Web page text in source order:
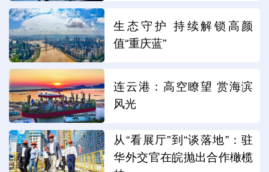
生态守护 持续解锁高颜
值“重庆蓝”
连云港：高空瞭望 赏海滨
风光
从“看展厅”到“谈落地”：驻
华外交官在皖抛出合作橄榄